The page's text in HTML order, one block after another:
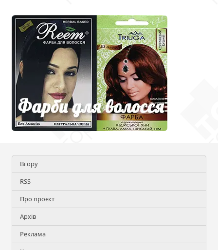
Вгору
RSS
Про проєкт
Архів
Реклама